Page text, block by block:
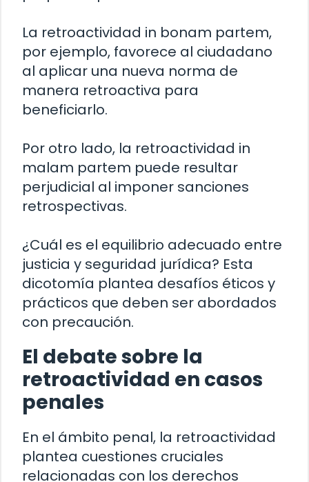
La retroactividad in bonam partem,
por ejemplo, favorece al ciudadano
al aplicar una nueva norma de
manera retroactiva para
beneficiarlo.
Por otro lado, la retroactividad in
malam partem puede resultar
perjudicial al imponer sanciones
retrospectivas.
¿Cuál es el equilibrio adecuado entre
justicia y seguridad jurídica? Esta
dicotomía plantea desafíos éticos y
prácticos que deben ser abordados
con precaución.
El debate sobre la
retroactividad en casos
penales
En el ámbito penal, la retroactividad
plantea cuestiones cruciales
relacionadas con los derechos